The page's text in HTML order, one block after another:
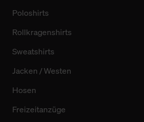
Poloshirts
Rollkragenshirts
Sweatshirts
Jacken / Westen
Hosen
Freizeitanzüge